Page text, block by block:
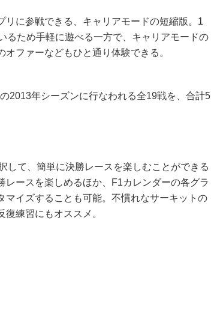
に参戦できる、キャリアモードの短縮版。1
るため手軽に遊べる一方で、キャリアモードの
ファーなどもひと通り体験できる。
2013年シーズンに行なわれる全19戦を、合計5
て、簡単に決勝レースを楽しむことができる
レースを楽しめるほか、F1カレンダーの各グラ
マイズすることも可能。不慣れなサーキットの
練習にもオススメ。